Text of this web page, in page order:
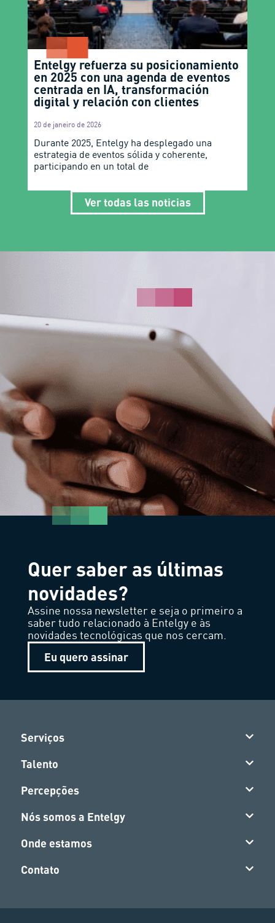
Entelgy refuerza su posicionamiento
en 2025 con una agenda de eventos
centrada en IA, transformación
digital y relación con clientes
20 de janeiro de 2026
Durante 2025, Entelgy ha desplegado una
estrategia de eventos sólida y coherente,
participando en un total de
Ver todas las noticias
Quer saber as últimas
novidades?
Assine nossa newsletter e seja o primeiro a
saber tudo relacionado à Entelgy e às
novidades tecnológicas que nos cercam.
Eu quero assinar
Serviços
Talento
Percepções
Nós somos a Entelgy
Onde estamos
Contato